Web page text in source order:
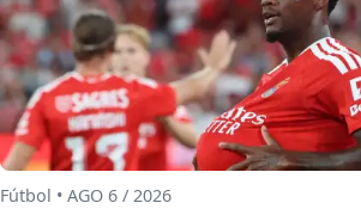
Fútbol • AGO 6 / 2026